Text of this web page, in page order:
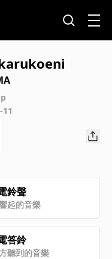
11
鈴聲
起的音樂
答鈴
聽到的音樂